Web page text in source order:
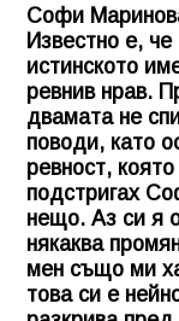
Софи
Известно е,
истинското
ревнив нрав.
двамата не
поводи, като
ревност,
подстригах
нещо. Аз си я
някаква
мен също ми
това си е